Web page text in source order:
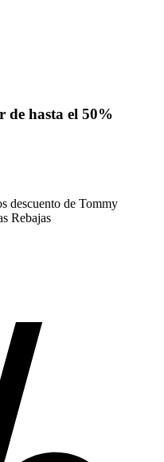
de hasta el 50%
descuento de Tommy
Rebajas